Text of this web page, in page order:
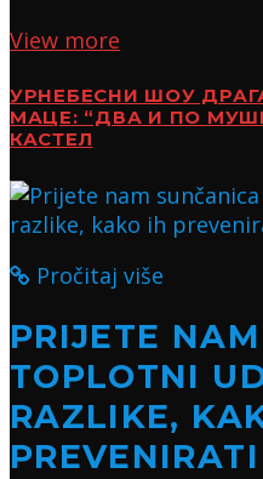
View more
УРНЕБЕСНИ ШОУ
МАЦЕ: “ДВА И ПО
КАСТЕЛ
Pročitaj više
PRIJETE
TOPLOTNI
RAZLIKE,
PREVENIRATI